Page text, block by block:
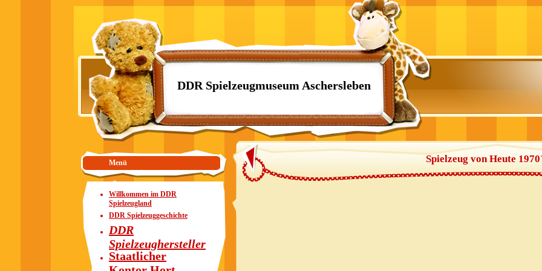
DDR Spielzeugmuseum Aschersleben
Menü
Willkommen im DDR
Spielzeugland
DDR Spielzeuggeschichte
DDR
Spielzeughersteller
Staatlicher
Kontor Hort
Spielzeug von Heute